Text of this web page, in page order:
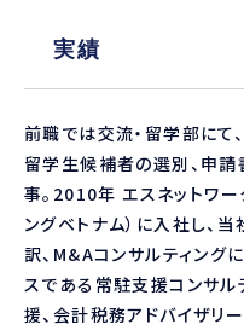
実績
前職では交流・留学部にて
留学生候補者の選別、申請
事。2010年 エスネットワー
ングベトナム）に入社し、
訳、M&Aコンサルティング
スである常駐支援コンサル
援、会計税務アドバイザリ